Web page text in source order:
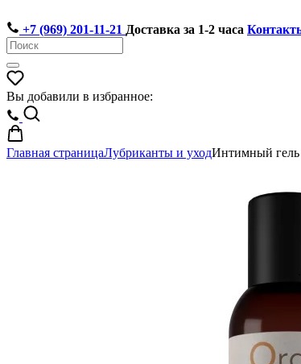
+7 (969) 201-11-21 Доставка за 1-2 часа
Вы добавили в избранное:
Главная страницаЛубриканты и уходИнтимный